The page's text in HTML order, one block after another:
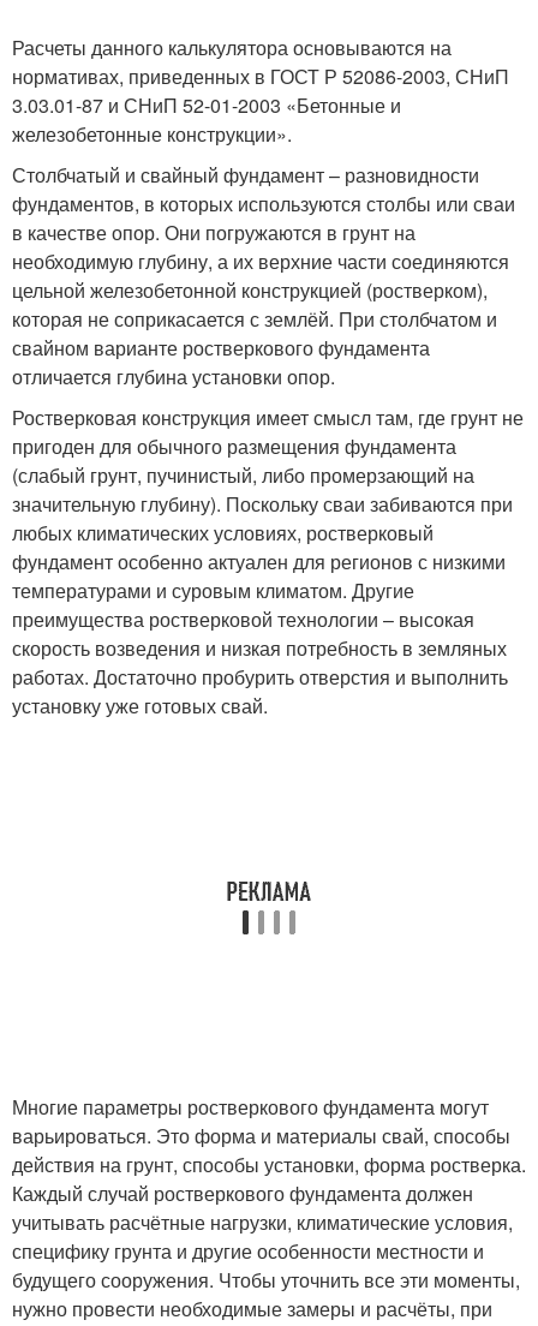
Расчеты данного калькулятора основываются на
нормативах, приведенных в ГОСТ Р 52086-2003, СНиП
3.03.01-87 и СНиП 52-01-2003 «Бетонные и
железобетонные конструкции».
Столбчатый и свайный фундамент – разновидности
фундаментов, в которых используются столбы или сваи
в качестве опор. Они погружаются в грунт на
необходимую глубину, а их верхние части соединяются
цельной железобетонной конструкцией (ростверком),
которая не соприкасается с землёй. При столбчатом и
свайном варианте ростверкового фундамента
отличается глубина установки опор.
Ростверковая конструкция имеет смысл там, где грунт не
пригоден для обычного размещения фундамента
(слабый грунт, пучинистый, либо промерзающий на
значительную глубину). Поскольку сваи забиваются при
любых климатических условиях, ростверковый
фундамент особенно актуален для регионов с низкими
температурами и суровым климатом. Другие
преимущества ростверковой технологии – высокая
скорость возведения и низкая потребность в земляных
работах. Достаточно пробурить отверстия и выполнить
установку уже готовых свай.
Многие параметры ростверкового фундамента могут
варьироваться. Это форма и материалы свай, способы
действия на грунт, способы установки, форма ростверка.
Каждый случай ростверкового фундамента должен
учитывать расчётные нагрузки, климатические условия,
специфику грунта и другие особенности местности и
будущего сооружения. Чтобы уточнить все эти моменты,
нужно провести необходимые замеры и расчёты, при